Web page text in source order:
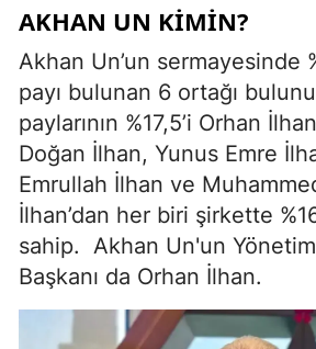
AKHAN UN KIMIN?
Akhan Un’un sermayesinde
payı bulunan 6 ortağı
paylarının %17,5’i Orhan
Doğan İlhan, Yunus Emre
Emrullah İlhan ve
İlhan’dan her biri şirkette
sahip. Akhan Un'un
Başkanı da Orhan İlhan.